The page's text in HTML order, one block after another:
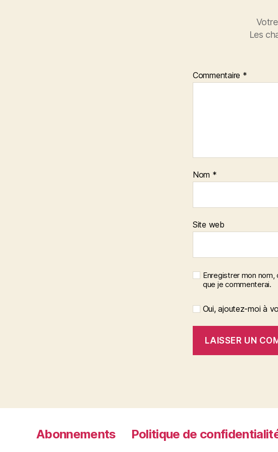
Les
Commentaire *
Nom *
Site web
Enregistrer mon
que je commenterai.
Oui, ajoutez-moi à
Abonnements Politique de